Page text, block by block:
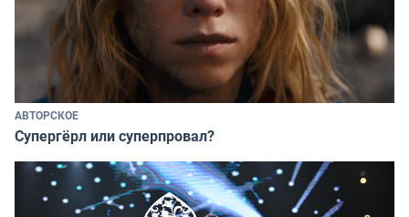
АВТОРСКОЕ
Супергёрл или суперпровал?